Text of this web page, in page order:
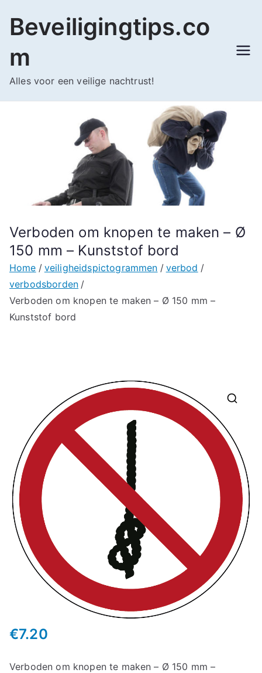
naar
inhoud
Beveiligingtips.co
m
Alles voor een veilige nachtrust!
Verboden om knopen te maken – Ø
150 mm – Kunststof bord
Home veiligheidspictogrammen
verbod
verbodsborden
Verboden om knopen te maken – Ø 150 mm –
Kunststof bord
€7.20
Verboden om knopen te maken – Ø 150 mm –